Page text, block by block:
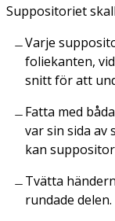
Suppositoriet
Varje
foliekanten,
snitt för att
Fatta med
var sin sida av
kan
Tvätta
rundade delen.